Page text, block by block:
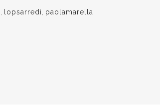
, lopsarredi, paolamarella